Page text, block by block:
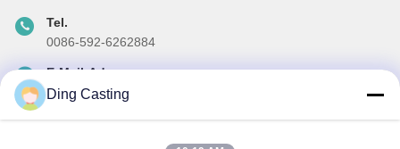
Tel.
0086-592-6262884
E-Mail-Adresse
dzivy@idzxm.cn
Ding Casting